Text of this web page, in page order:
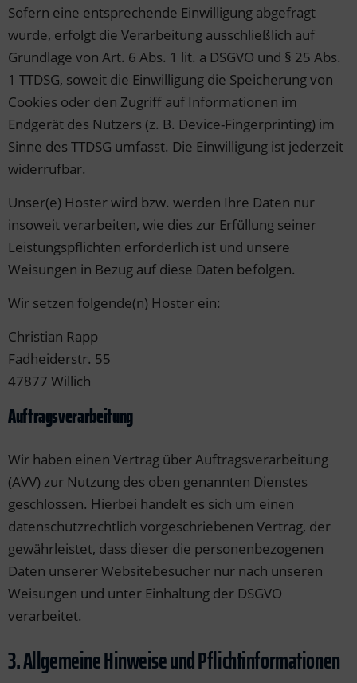
Sofern eine entsprechende Einwilligung abgefragt
wurde, erfolgt die Verarbeitung ausschließlich auf
Grundlage von Art. 6 Abs. 1 lit. a DSGVO und § 25 Abs.
1 TTDSG, soweit die Einwilligung die Speicherung von
Cookies oder den Zugriff auf Informationen im
Endgerät des Nutzers (z. B. Device-Fingerprinting) im
Sinne des TTDSG umfasst. Die Einwilligung ist jederzeit
widerrufbar.
Unser(e) Hoster wird bzw. werden Ihre Daten nur
insoweit verarbeiten, wie dies zur Erfüllung seiner
Leistungspflichten erforderlich ist und unsere
Weisungen in Bezug auf diese Daten befolgen.
Wir setzen folgende(n) Hoster ein:
Christian Rapp
Fadheiderstr. 55
47877 Willich
Auftragsverarbeitung
Wir haben einen Vertrag über Auftragsverarbeitung
(AVV) zur Nutzung des oben genannten Dienstes
geschlossen. Hierbei handelt es sich um einen
datenschutzrechtlich vorgeschriebenen Vertrag, der
gewährleistet, dass dieser die personenbezogenen
Daten unserer Websitebesucher nur nach unseren
Weisungen und unter Einhaltung der DSGVO
verarbeitet.
3. Allgemeine Hinweise und Pflicht­informationen